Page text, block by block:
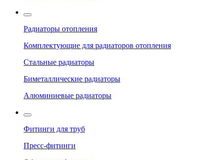
Радиаторы отопления
Комплектующие для радиаторов отопления
Стальные радиаторы
Биметаллические радиаторы
Алюминиевые радиаторы
Фитинги для труб
Пресс-фитинги